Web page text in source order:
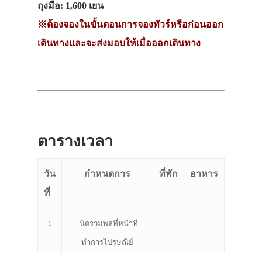
ถุงมือ: 1,600 เยน
※ต้องจองในขั้นตอนการจองทัวร์หรือก่อนออก
เดินทางและจะส่งมอบให้เมื่อออกเดินทาง
ตารางเวลา
วัน
ที่
กำหนดการ ที่พัก อาหาร
1 -นัดรวมพลที่หน้าที่
ทำการไปรษณีย์
–